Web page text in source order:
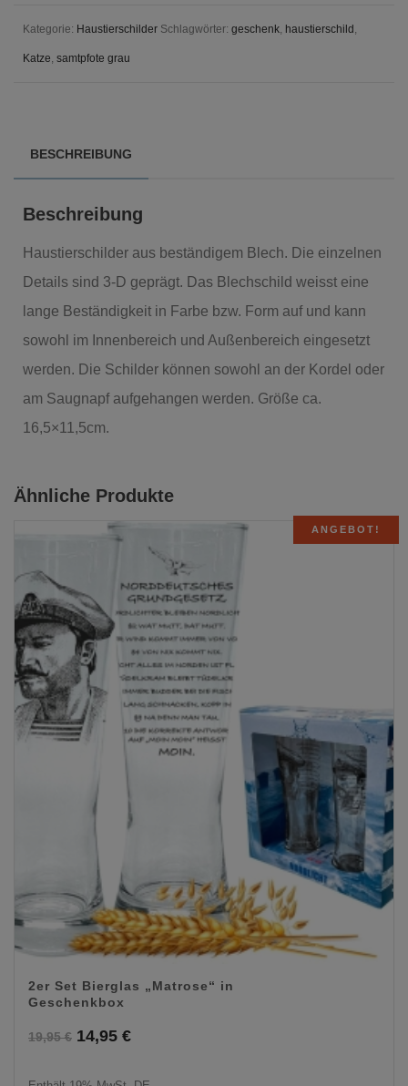
Kategorie: Haustierschilder Schlagwörter: geschenk, haustierschild ,
Katze, samtpfote grau
BESCHREIBUNG
Beschreibung
Haustierschilder aus beständigem Blech. Die einzelnen
Details sind 3-D geprägt. Das Blechschild weisst eine
lange Beständigkeit in Farbe bzw. Form auf und kann
sowohl im Innenbereich und Außenbereich eingesetzt
werden. Die Schilder können sowohl an der Kordel oder
am Saugnapf aufgehangen werden. Größe ca.
16,5×11,5cm.
Ähnliche Produkte
ANGEBOT!
2er Set Bierglas „Matrose“ in
Geschenkbox
19,95€ Ursprünglicher
14,95 €Aktueller